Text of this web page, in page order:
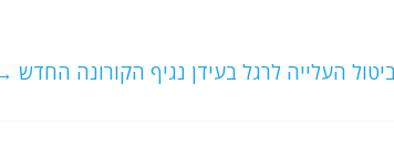
ביטול העלייה לרגל בעידן נגיף הקורונה החדש